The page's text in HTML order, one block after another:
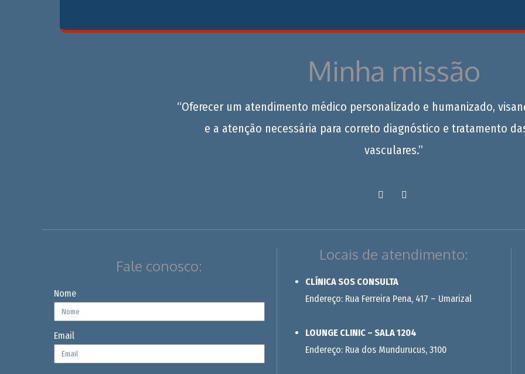
Minha missão
“Oferecer um atendimento médico personalizado e humanizado,
e a atenção necessária para correto diagnóstico e tratamento
vasculares.”
Fale conosco:
Nome
Email
Locais de atendimento:
CLÍNICA SOS CONSULTA
Endereço: Rua Ferreira Pena, 417 – Umarizal
LOUNGE CLINIC – SALA 1204
Endereço: Rua dos Mundurucus, 3100